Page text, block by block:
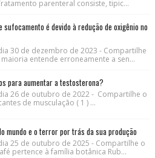
parenteral consiste, tipic...
sufocamento é devido à redução de oxigênio no
30 de dezembro de 2023 - Compartilhe
entende erroneamente a sen...
para aumentar a testosterona?
26 de outubro de 2022 - Compartilhe o
de musculação ( 1 ) ...
mundo e o terror por trás da sua produção
25 de outubro de 2025 - Compartilhe o
à família botânica Rub...